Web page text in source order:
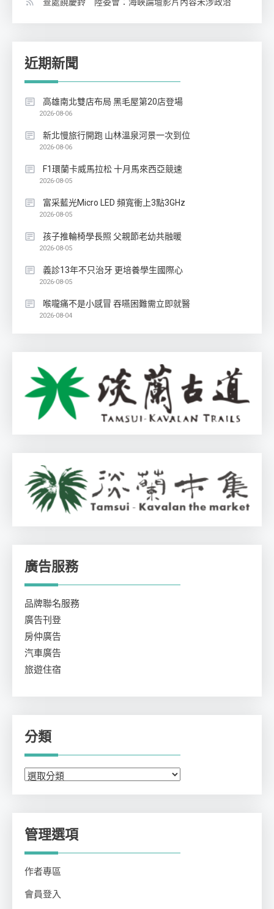
近期新聞
高雄南北雙店布局 黑毛屋第20店登場
2026-08-06
新北慢旅行開跑 山林溫泉河景一次到位
2026-08-06
F1環蘭卡威馬拉松 十月馬來西亞競速
2026-08-05
富采藍光Micro LED 頻寬衝上3點3GHz
2026-08-05
孩子推輪椅學長照 父親節老幼共融暖
2026-08-05
義診13年不只治牙 更培養學生國際心
2026-08-05
喉嚨痛不是小感冒 吞嚥困難需立即就醫
2026-08-04
廣告服務
品牌聯名服務
廣告刊登
房仲廣告
汽車廣告
旅遊住宿
分類
分
管理選項
作者專區
會員登入